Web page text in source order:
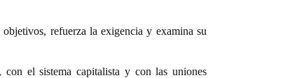
refuerza la exigencia y examina su
el sistema capitalista y con las uniones